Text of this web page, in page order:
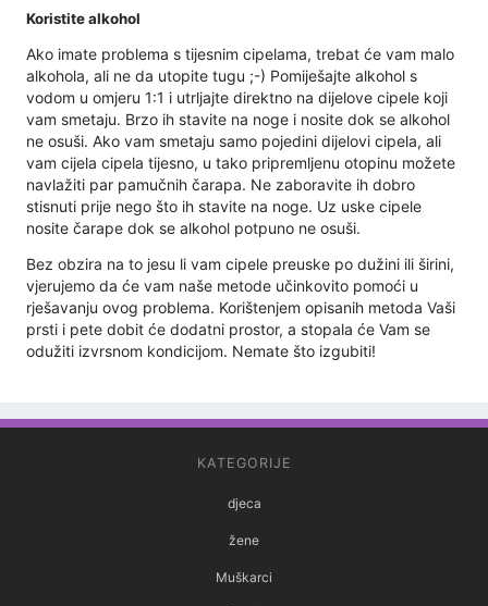
Koristite alkohol
Ako imate problema s tijesnim cipelama, trebat će vam malo
alkohola, ali ne da utopite tugu ;-) Pomiješajte alkohol s
vodom u omjeru 1:1 i utrljajte direktno na dijelove cipele koji
vam smetaju. Brzo ih stavite na noge i nosite dok se alkohol
ne osuši. Ako vam smetaju samo pojedini dijelovi cipela, ali
vam cijela cipela tijesno, u tako pripremljenu otopinu možete
navlažiti par pamučnih čarapa. Ne zaboravite ih dobro
stisnuti prije nego što ih stavite na noge. Uz uske cipele
nosite čarape dok se alkohol potpuno ne osuši.
Bez obzira na to jesu li vam cipele preuske po dužini ili širini,
vjerujemo da će vam naše metode učinkovito pomoći u
rješavanju ovog problema. Korištenjem opisanih metoda Vaši
prsti i pete dobit će dodatni prostor, a stopala će Vam se
odužiti izvrsnom kondicijom. Nemate što izgubiti!
KATEGORIJE
djeca
žene
Muškarci